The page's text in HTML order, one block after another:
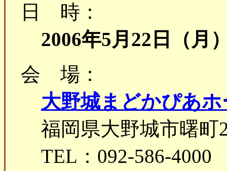
日 時：
2006年5月22日（月
会 場：
大野城まどかぴあホ
福岡県大野城市曙町
TEL：092-586-4000